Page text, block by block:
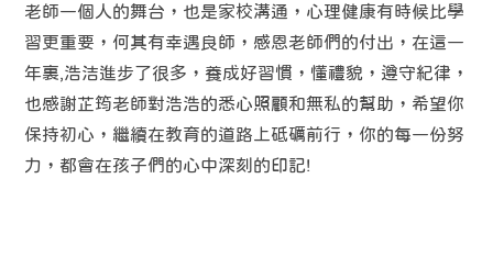
老師一個人的舞台，也是家校溝通，心理健康有時候比學
習更重要，何其有幸遇良師，感恩老師們的付出，在這一
年裏,浩洁進步了很多，養成好習慣，懂禮貌，遵守紀律，
也感謝芷筠老師對浩浩的悉心照顧和無私的幫助，希望你
保持初心，繼續在教育的道路上砥礪前行，你的每一份努
力，都會在孩子們的心中深刻的印記!